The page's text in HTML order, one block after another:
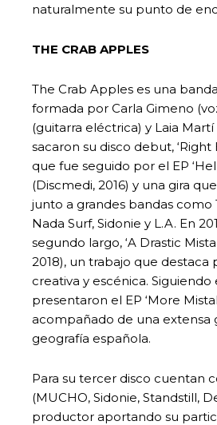
naturalmente su punto de
THE CRAB APPLES
The Crab Apples es una
formada por Carla Gimeno
(guitarra eléctrica) y Laia
sacaron su disco debut, ‘Right
que fue seguido por el EP
(Discmedi, 2016) y una gira
junto a grandes bandas como
Nada Surf, Sidonie y L.A. En
segundo largo, ‘A Drastic
2018), un trabajo que destaca
creativa y escénica. Siguiendo
presentaron el EP ‘More
acompañado de una extensa
geografía española.
Para su tercer disco cuentan
(MUCHO, Sidonie, Standstill,
productor aportando su